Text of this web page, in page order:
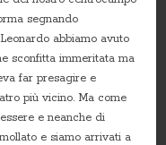
segnando
abbiamo avuto
sconfitta immeritata ma
far presagire e
più vicino. Ma come
e neanche di
e siamo arrivati a